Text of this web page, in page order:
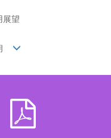
展望